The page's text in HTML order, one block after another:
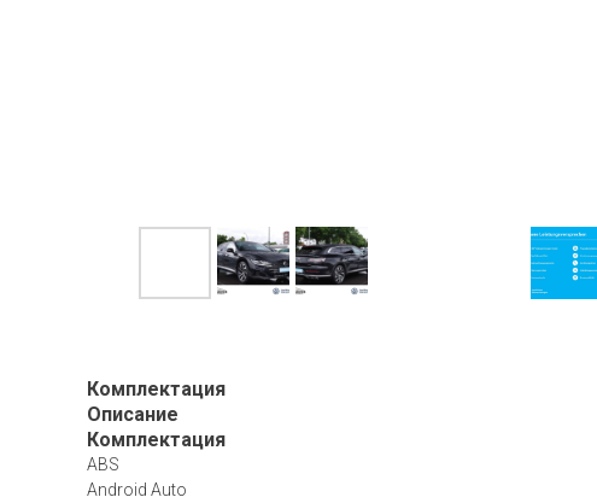
Комплектация
Описание
Комплектация
ABS
Android Auto